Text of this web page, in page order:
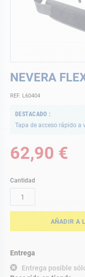
NEVERA
REF. L60404
DESTACADO
Tapa de acceso rápido a
62,90 €
Cantidad
AÑADIR A
Entrega
Entrega posible
al
de
galería
de